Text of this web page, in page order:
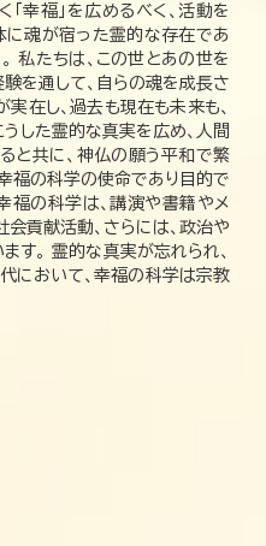
幸福」を広めるべく、活動を
に魂が宿った霊的な存在であ
私たちは、この世とあの世を
を通して、自らの魂を成長さ
在し、過去も現在も未来も、
した霊的な真実を広め、人間
と共に、神仏の願う平和で繁
福の科学の使命であり目的で
福の科学は、講演や書籍やメ
貢献活動、さらには、政治や
す。 霊的な真実が忘れられ、
において、幸福の科学は宗教